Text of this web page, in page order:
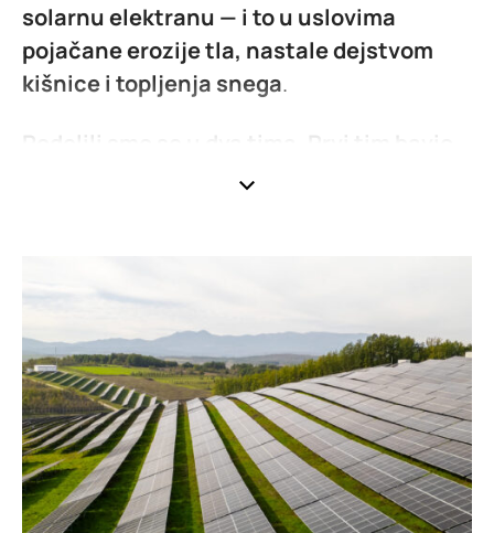
solarnu elektranu — i to u uslovima
pojačane erozije tla, nastale dejstvom
kišnice i topljenja snega.
se izgradnjom solarne elektrane
panela na erodiranom tlu.
paralelno sa izgradnjom elektrane, bavio
se izgradnjom priključka na
elektroenergetski sistem, kao i
prikupljanjem celokupne dokumentacije, od
atesta do dokumentacije za priključenje i
otkup električne energije.